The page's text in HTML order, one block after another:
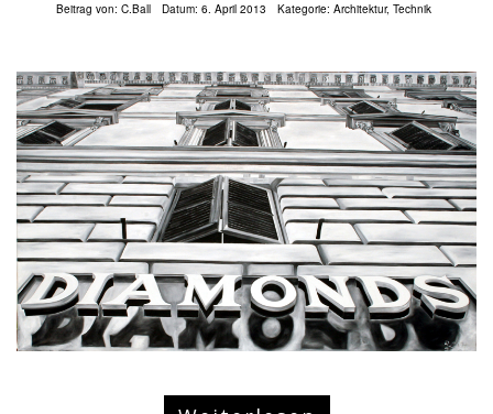
Beitrag von: C.Ball Datum: 6. April 2013 Kategorie: Architektur, Technik